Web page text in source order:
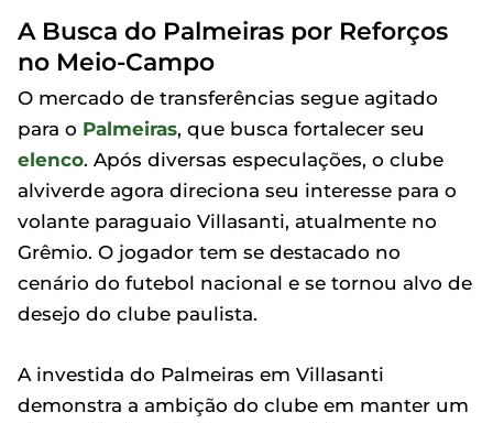
A Busca do Palmeiras por Reforços
no Meio-Campo
O mercado de transferências segue agitado
para o Palmeiras, que busca fortalecer seu
elenco. Após diversas especulações, o clube
alviverde agora direciona seu interesse para o
volante paraguaio Villasanti, atualmente no
Grêmio. O jogador tem se destacado no
cenário do futebol nacional e se tornou alvo de
desejo do clube paulista.
A investida do Palmeiras em Villasanti
demonstra a ambição do clube em manter um